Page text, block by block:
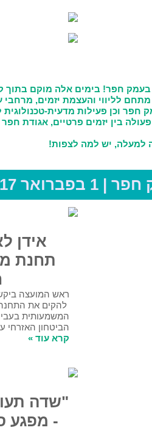
בתוך קמפוס רופין מרכז בשם
מרחבי עבודה לעצמאיים, את
לנוער ולמבוגרים.
חפר אנרגיות ומועצת עמק
לארדן: "הקם
משטרה בעמק
ביקש מהשר לביטחון פנים
התחנה לנוכח העלייה
בעבירות רכוש וכן מול אתגרי
האזרחי עימם מתמודדת המועצה.
תעופה בעמק חפר
סביבתי קשה"